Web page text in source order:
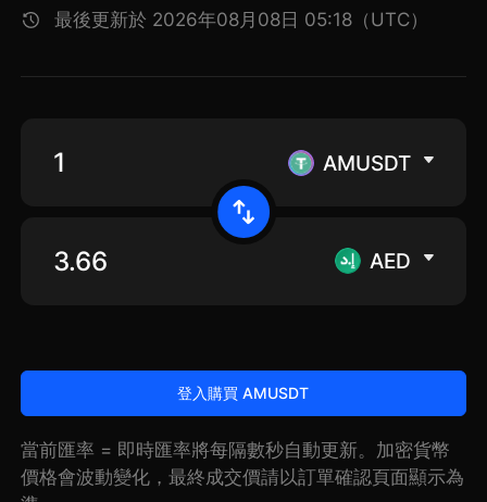
最後更新於 2026年08月08日 05:18（UTC）
AMUSDT
AED
登入購買 AMUSDT
當前匯率 = 即時匯率將每隔數秒自動更新。加密貨幣
價格會波動變化，最終成交價請以訂單確認頁面顯示為